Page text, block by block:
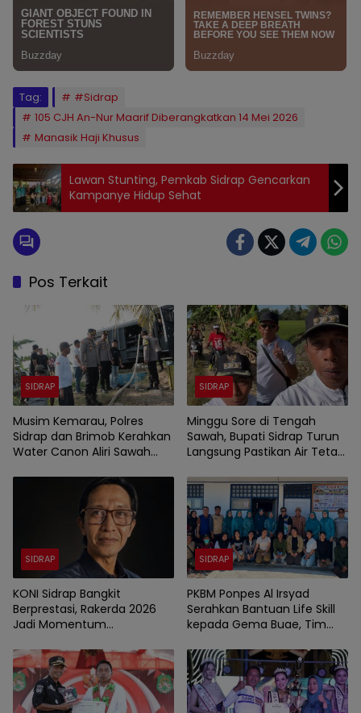
Tag:
#Sidrap
105 CJH An-Nur Maarif Diberangkatkan 14 Mei 2026
Manasik Haji Khusus
Lawan Stunting, Pemkab Sidrap Gencarkan
Kampanye Hidup Sehat
Pos Terkait
SIDRAP
Musim Kemarau, Polres
Sidrap dan Brimob Kerahkan
Water Canon Aliri Sawah
SIDRAP
Minggu Sore di Tengah
Sawah, Bupati Sidrap Turun
Langsung Pastikan Air Tetap
SIDRAP
KONI Sidrap Bangkit
Berprestasi, Rakerda 2026
Jadi Momentum
SIDRAP
PKBM Ponpes Al Irsyad
Serahkan Bantuan Life Skill
kepada Gema Buae, Tim
Berikan Coaching.